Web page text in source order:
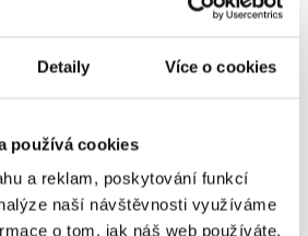
Detaily Více o cookies
používá cookies
a reklam, poskytování funkcí
naší návštěvnosti využíváme
o tom, jak náš web používáte,
s normou EN14960 usnadňuje
akcí. 3letá záruka podporuje